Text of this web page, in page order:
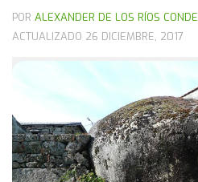
POR ALEXANDER DE LOS RÍOS CONDE
ACTUALIZADO 26 DICIEMBRE, 2017